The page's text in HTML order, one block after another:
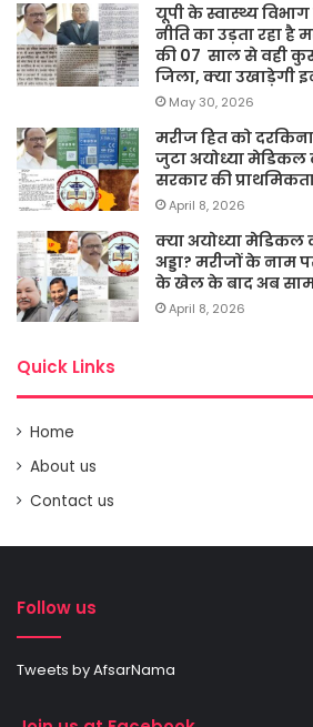
यूपी के स्वास्थ्य
नीति का उड़ता रहा है
की 07 साल से वही
जिला, क्या उखाड़ेगी
May 30, 2026
मरीज हित को
जुटा अयोध्या मेडिकल
सरकार की
April 8, 2026
क्या अयोध्या
अड्डा? मरीजों के नाम
के खेल के बाद अब
April 8, 2026
Quick Links
Home
About us
Contact us
Follow us
Tweets by AfsarNama